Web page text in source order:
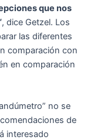
que nos
, dice Getzel. Los
las diferentes
comparación con
en comparación
no se
de
interesado